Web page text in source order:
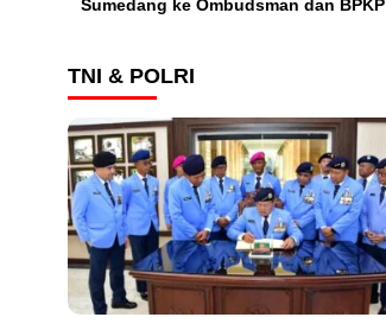
Sumedang ke Ombudsman dan BPKP
TNI & POLRI